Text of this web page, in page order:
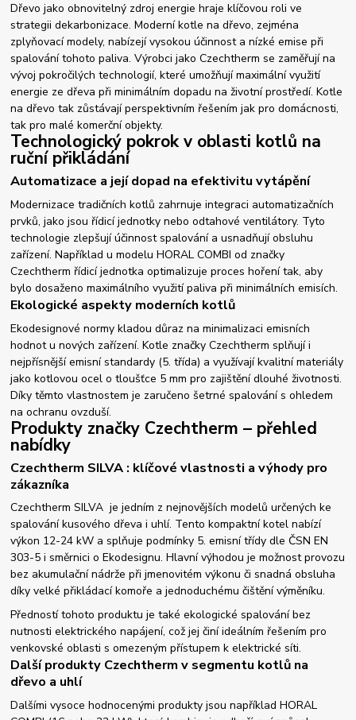
Dřevo jako obnovitelný zdroj energie hraje klíčovou roli ve
strategii dekarbonizace. Moderní kotle na dřevo, zejména
zplyňovací modely, nabízejí vysokou účinnost a nízké emise při
spalování tohoto paliva. Výrobci jako Czechtherm se zaměřují na
vývoj pokročilých technologií, které umožňují maximální využití
energie ze dřeva při minimálním dopadu na životní prostředí. Kotle
na dřevo tak zůstávají perspektivním řešením jak pro domácnosti,
tak pro malé komerční objekty.
Technologický pokrok v oblasti kotlů na
ruční přikládání
Automatizace a její dopad na efektivitu vytápění
Modernizace tradičních kotlů zahrnuje integraci automatizačních
prvků, jako jsou řídicí jednotky nebo odtahové ventilátory. Tyto
technologie zlepšují účinnost spalování a usnadňují obsluhu
zařízení. Například u modelu HORAL COMBI od značky
Czechtherm řídicí jednotka optimalizuje proces hoření tak, aby
bylo dosaženo maximálního využití paliva při minimálních emisích.
Ekologické aspekty moderních kotlů
Ekodesignové normy kladou důraz na minimalizaci emisních
hodnot u nových zařízení. Kotle značky Czechtherm splňují i
nejpřísnější emisní standardy (5. třída) a využívají kvalitní materiály
jako kotlovou ocel o tloušťce 5 mm pro zajištění dlouhé životnosti.
Díky těmto vlastnostem je zaručeno šetrné spalování s ohledem
na ochranu ovzduší.
Produkty značky Czechtherm – přehled
nabídky
Czechtherm SILVA : klíčové vlastnosti a výhody pro
zákazníka
Czechtherm SILVA je jedním z nejnovějších modelů určených ke
spalování kusového dřeva i uhlí. Tento kompaktní kotel nabízí
výkon 12-24 kW a splňuje podmínky 5. emisní třídy dle ČSN EN
303-5 i směrnici o Ekodesignu. Hlavní výhodou je možnost provozu
bez akumulační nádrže při jmenovitém výkonu či snadná obsluha
díky velké přikládací komoře a jednoduchému čištění výměníku.
Předností tohoto produktu je také ekologické spalování bez
nutnosti elektrického napájení, což jej činí ideálním řešením pro
venkovské oblasti s omezeným přístupem k elektrické síti.
Další produkty Czechtherm v segmentu kotlů na
dřevo a uhlí
Dalšími vysoce hodnocenými produkty jsou například HORAL